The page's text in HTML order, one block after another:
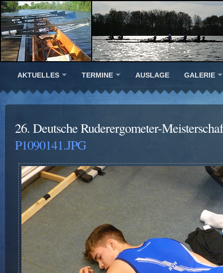
AKTUELLES TERMINE AUSLAGE GALERIE
26. Deutsche Ruderergometer-
P1090141.JPG